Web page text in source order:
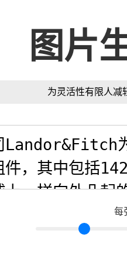
图片
为灵活性有限人减
每